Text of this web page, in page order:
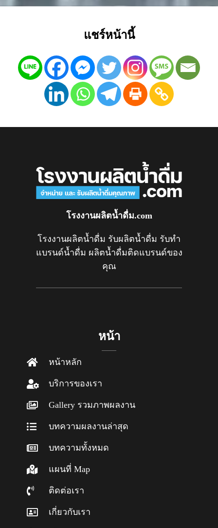
แชร์หน้านี้
โรงงานผลิตน้ำดื่ม.com
โรงงานผลิตน้ำดื่ม รับผลิตน้ำดื่ม รับทำ
แบรนด์น้ำดื่ม ผลิตน้ำดื่มติดแบรนด์ของ
คุณ
หน้า
หน้าหลัก
บริการของเรา
Gallery รวมภาพผลงาน
บทความผลงานล่าสุด
บทความทั้งหมด
แผนที่ Map
ติดต่อเรา
เกี่ยวกับเรา